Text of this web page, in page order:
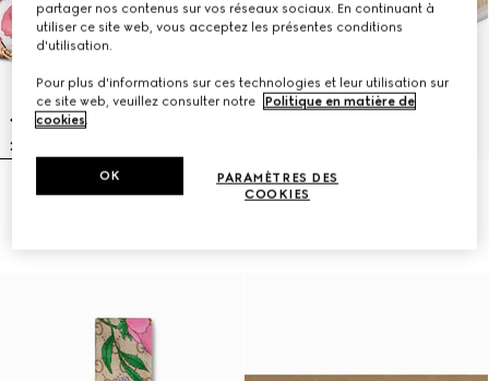
Sac à épaule Gossip petit format
Chapeau en twill Panama avec
partager nos contenus sur vos réseaux sociaux. En continuant à
utiliser ce site web, vous acceptez les présentes conditions
d'utilisation.
Pour plus d'informations sur ces technologies et leur utilisation sur
ce site web, veuillez consulter notre
Politique en matière de
cookies.
PARAMÈTRES DES
COOKIES
OK